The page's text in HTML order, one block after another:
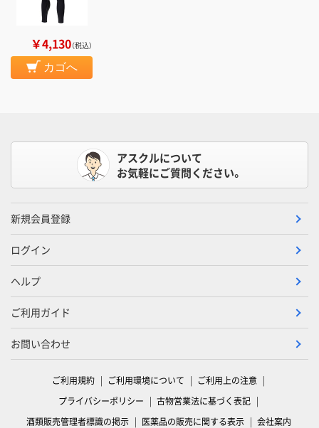
￥4,130（税込）
カゴへ
アスクルについて
お気軽にご質問ください。
新規会員登録
ログイン
ヘルプ
ご利用ガイド
お問い合わせ
ご利用規約 ご利用環境について
ご利用上の注意
プライバシーポリシー
古物営業法に基づく表記
酒類販売管理者標識の掲示
医薬品の販売に関する表示 会社案内